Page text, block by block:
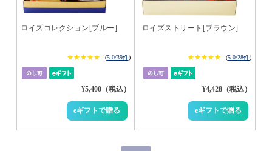
ロイズコレクション[ブルー]
★★★★★
★★★★★ (5.0/39件)
¥5,400（税込）
ロイズストリート[ブラウン]
★★★★★
★★★★★ (5.0/28件)
¥4,428（税込）